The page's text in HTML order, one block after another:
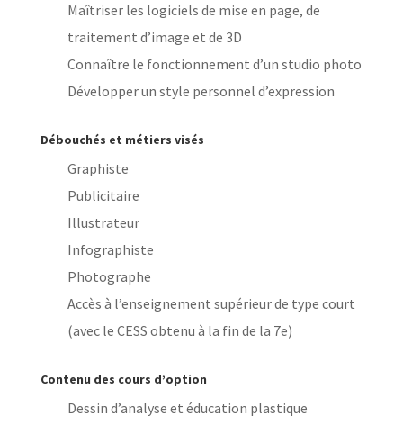
Maîtriser les logiciels de mise en page, de
traitement d’image et de 3D
Connaître le fonctionnement d’un studio photo
Développer un style personnel d’expression
Débouchés et métiers visés
Graphiste
Publicitaire
Illustrateur
Infographiste
Photographe
Accès à l’enseignement supérieur de type court
(avec le CESS obtenu à la fin de la 7e)
Contenu des cours d’option
Dessin d’analyse et éducation plastique